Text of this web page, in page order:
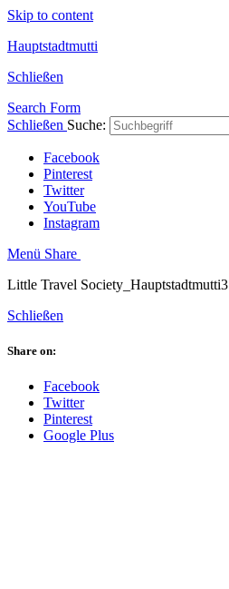
Skip to content
Hauptstadtmutti
Schließen
Search Form
Schließen Suche:
Facebook
Pinterest
Twitter
YouTube
Instagram
Menü Share
Little Travel Society_Hauptstadtmutti3
Schließen
Share on:
Facebook
Twitter
Pinterest
Google Plus